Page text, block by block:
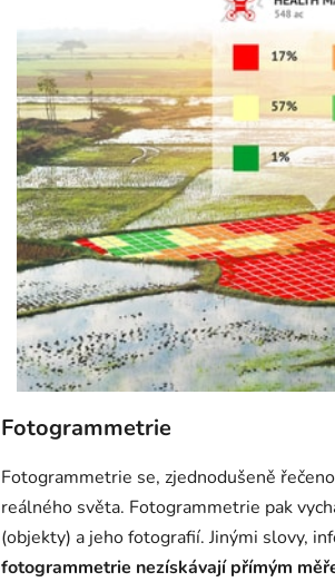
Fotogrammetrie
Fotogrammetrie se, zjednodušeně
reálného světa. Fotogrammetrie pak
(objekty) a jeho fotografií. Jinými slovy,
fotogrammetrie nezískávají přímým